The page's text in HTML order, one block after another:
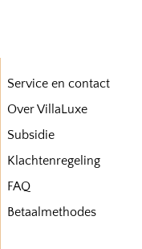
Service en contact
Over VillaLuxe
Subsidie
Klachtenregeling
FAQ
Betaalmethodes